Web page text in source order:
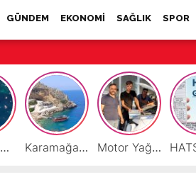
GÜNDEM EKONOMİ SAĞLIK SPOR
Hatay’ın Deniz ve Sahillerini Kirleten Tesislere Ceza Yağdı! Karamağara Koyu Doğu Akdeniz’in Turizm Yıldızı Oluyor Motor Yağı ve Aküde Güvenilir Hizmet Antakya’da Başladı